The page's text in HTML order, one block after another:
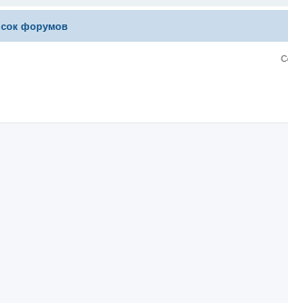
форумов